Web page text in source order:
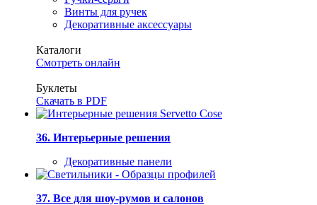
Винты для ручек
Декоративные аксессуары
Каталоги
Смотреть онлайн
Буклеты
Скачать в PDF
36. Интерьерные решения
Декоративные панели
37. Все для шоу-румов и салонов